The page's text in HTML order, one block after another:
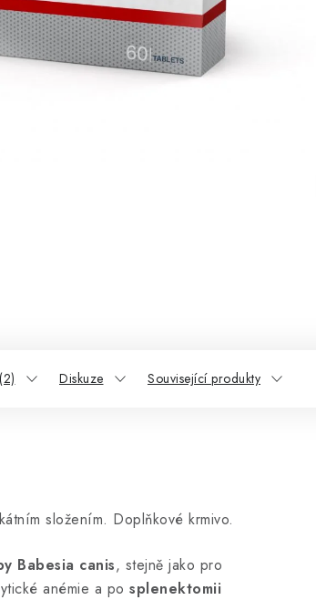
Diskuze Související produkty
složením. Doplňkové krmivo.
Babesia canis, stejně jako pro
anémie a po splenektomii